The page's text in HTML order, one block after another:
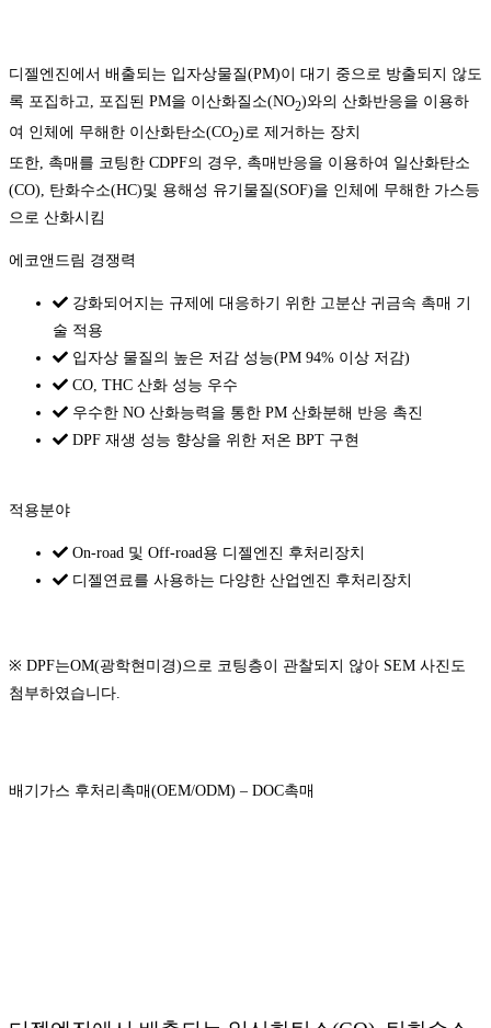
디젤엔진에서 배출되는 입자상물질(PM)이 대기 중으로 방출되지 않도
록 포집하고, 포집된 PM을 이산화질소(NO2)와의 산화반응을 이용하
여 인체에 무해한 이산화탄소(CO2)로 제거하는 장치
또한, 촉매를 코팅한 CDPF의 경우, 촉매반응을 이용하여 일산화탄소
(CO), 탄화수소(HC)및 용해성 유기물질(SOF)을 인체에 무해한 가스등
으로 산화시킴
에코앤드림 경쟁력
강화되어지는 규제에 대응하기 위한 고분산 귀금속 촉매 기
술 적용
입자상 물질의 높은 저감 성능(PM 94% 이상 저감)
CO, THC 산화 성능 우수
우수한 NO 산화능력을 통한 PM 산화분해 반응 촉진
DPF 재생 성능 향상을 위한 저온 BPT 구현
적용분야
On-road 및 Off-road용 디젤엔진 후처리장치
디젤연료를 사용하는 다양한 산업엔진 후처리장치
※ DPF는OM(광학현미경)으로 코팅층이 관찰되지 않아 SEM 사진도
첨부하였습니다.
배기가스 후처리촉매(OEM/ODM) – DOC촉매